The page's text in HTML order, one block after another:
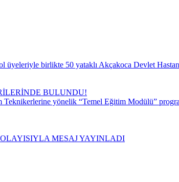
birlikte 50 yataklı Akçakoca Devlet
BULUNDU!
yönelik “Temel Eğitim Modülü”
MESAJ YAYINLADI